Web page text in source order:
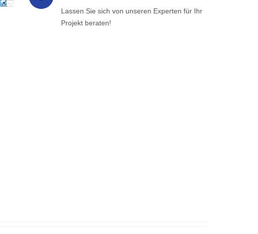
Lassen Sie sich von unseren Experten für Ihr
Projekt beraten!